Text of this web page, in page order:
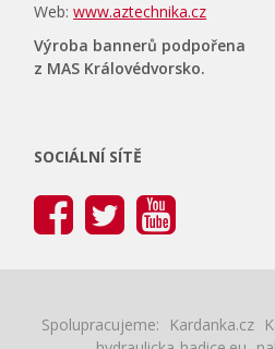
Web:www.aztechnika.cz
Výroba bannerů podpořena
z MAS Královédvorsko.
SOCIÁLNÍ SÍTĚ
Spolupracujeme: Kardanka.cz